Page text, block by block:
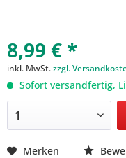
8,99 € *
inkl. MwSt.zzgl.
Sofort versandfertig,
Merken